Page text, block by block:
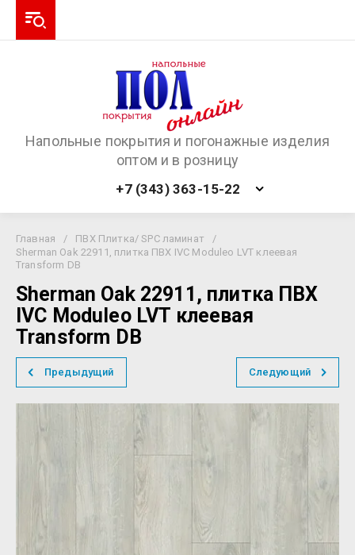
Напольные покрытия и погонажные изделия
оптом и в розницу
+7 (343) 363-15-22
Главная / ПВХ Плитка/ SPC ламинат
/
Sherman Oak 22911, плитка ПВХ IVC Moduleo LVT клеевая
Transform DB
Sherman Oak 22911, плитка ПВХ
IVC Moduleo LVT клеевая
Transform DB
Предыдущий Следующий